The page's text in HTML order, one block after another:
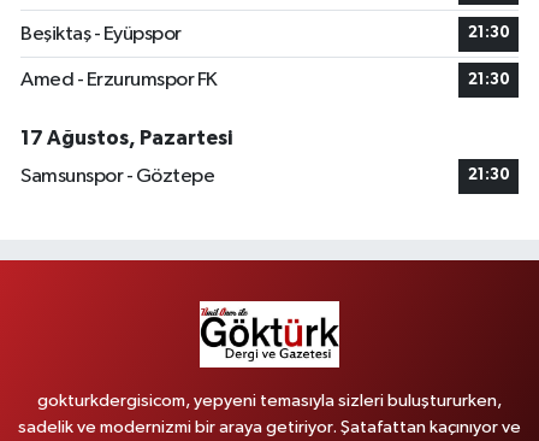
Beşiktaş - Eyüpspor 21:30
Amed - Erzurumspor FK 21:30
17 Ağustos, Pazartesi
Samsunspor - Göztepe
21:30
gokturkdergisicom, yepyeni temasıyla sizleri buluştururken,
sadelik ve modernizmi bir araya getiriyor. Şatafattan kaçınıyor ve